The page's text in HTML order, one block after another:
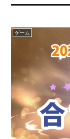
ゲーム